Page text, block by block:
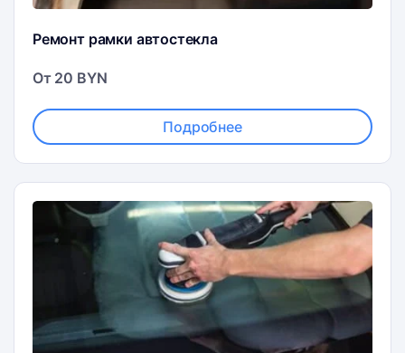
Ремонт рамки автостекла
От 20 BYN
Подробнее